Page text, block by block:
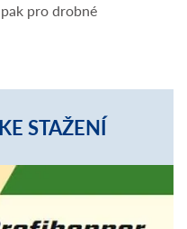
pro drobné
STAŽENÍ